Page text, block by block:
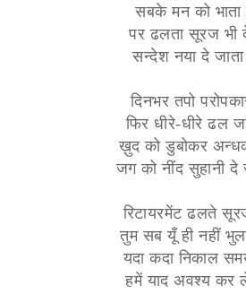
सबके मन को भाता
पर ढलता सूरज भी
सन्देश नया दे
दिनभर तपो
फिर धीरे-धीरे ढल
ख़ुद को डुबोकर
जग को नींद सुहानी
रिटायरमेंट ढलते
तुम सब यूँ ही नहीं
यदा कदा निकाल
हमें याद अवश्य कर